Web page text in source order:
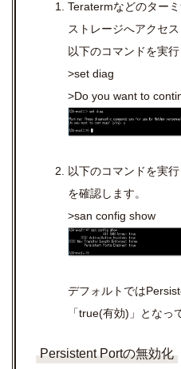
Teratermなどのター
ストレージへアクセス
以下のコマンドを実
>set diag
>Do you want to
以下のコマンドを実
を確認します。
>san config show
デフォルトでは
「true(有効)」となっ
Persistent Portの無効化